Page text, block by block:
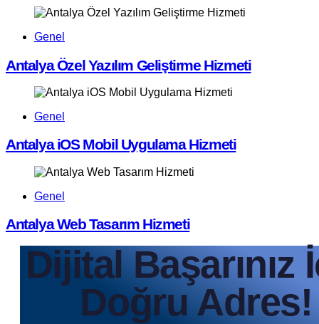
Genel
Antalya Özel Yazılım Geliştirme Hizmeti
Genel
Antalya iOS Mobil Uygulama Hizmeti
Genel
Antalya Web Tasarım Hizmeti
Dijital Başarınız
Doğru Adres!